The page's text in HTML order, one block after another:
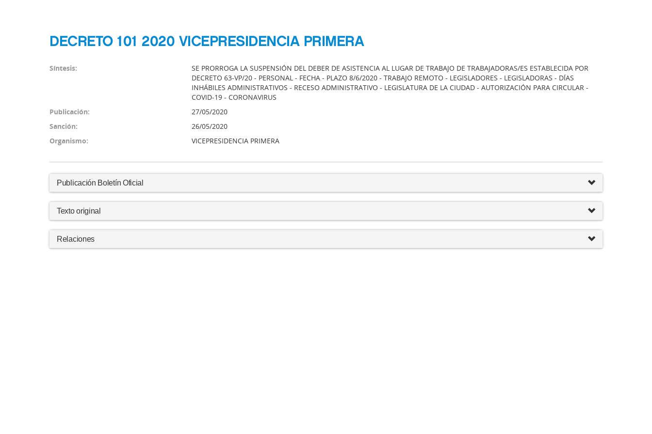
DECRETO 101 2020 VICEPRESIDENCIA PRIMERA
Síntesis:
SE PRORROGA LA SUSPENSIÓN DEL DEBER DE ASISTENCIA AL LUGAR DE TRABAJO DE TRABAJADORAS/ES ESTABLECIDA POR
DECRETO 63-VP/20 - PERSONAL - FECHA - PLAZO 8/6/2020 - TRABAJO REMOTO - LEGISLADORES - LEGISLADORAS - DÍAS
INHÁBILES ADMINISTRATIVOS - RECESO ADMINISTRATIVO - LEGISLATURA DE LA CIUDAD - AUTORIZACIÓN PARA CIRCULAR -
COVID-19 - CORONAVIRUS
Publicación:
27/05/2020
Sanción:
26/05/2020
Organismo:
VICEPRESIDENCIA PRIMERA
Publicación Boletín Oficial
Texto original
Relaciones